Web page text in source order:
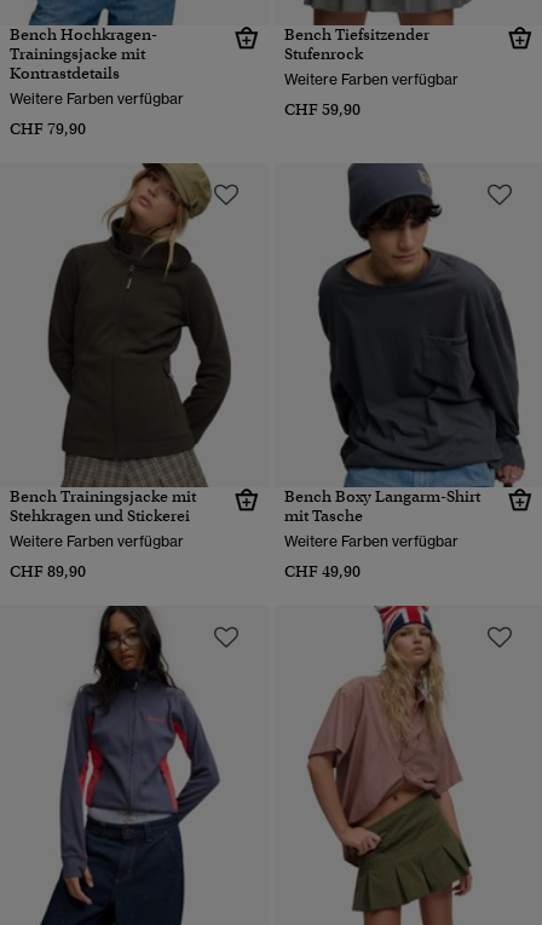
Bench Hochkragen-
Trainingsjacke mit
Kontrastdetails
Weitere Farben verfügbar
CHF 79,90
Bench Tiefsitzender
Stufenrock
Weitere Farben verfügbar
CHF 59,90
Bench Trainingsjacke mit
Stehkragen und Stickerei
Weitere Farben verfügbar
CHF 89,90
Bench Boxy Langarm-Shirt
mit Tasche
Weitere Farben verfügbar
CHF 49,90